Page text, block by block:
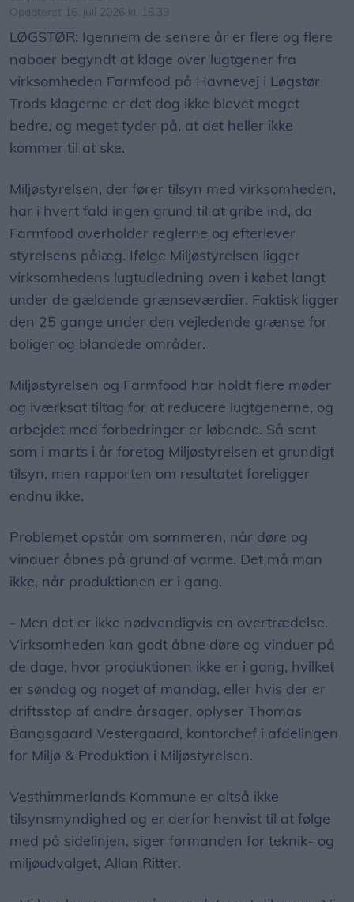
Opdateret 16. juli 2026 kl. 16.39
LØGSTØR: Igennem de senere år er flere og flere
naboer begyndt at klage over lugtgener fra
virksomheden Farmfood på Havnevej i Løgstør.
Trods klagerne er det dog ikke blevet meget
bedre, og meget tyder på, at det heller ikke
kommer til at ske.
Miljøstyrelsen, der fører tilsyn med virksomheden,
har i hvert fald ingen grund til at gribe ind, da
Farmfood overholder reglerne og efterlever
styrelsens pålæg. Ifølge Miljøstyrelsen ligger
virksomhedens lugtudledning oven i købet langt
under de gældende grænseværdier. Faktisk ligger
den 25 gange under den vejledende grænse for
boliger og blandede områder.
Miljøstyrelsen og Farmfood har holdt flere møder
og iværksat tiltag for at reducere lugtgenerne, og
arbejdet med forbedringer er løbende. Så sent
som i marts i år foretog Miljøstyrelsen et grundigt
tilsyn, men rapporten om resultatet foreligger
endnu ikke.
Problemet opstår om sommeren, når døre og
vinduer åbnes på grund af varme. Det må man
ikke, når produktionen er i gang.
- Men det er ikke nødvendigvis en overtrædelse.
Virksomheden kan godt åbne døre og vinduer på
de dage, hvor produktionen ikke er i gang, hvilket
er søndag og noget af mandag, eller hvis der er
driftsstop af andre årsager, oplyser Thomas
Bangsgaard Vestergaard, kontorchef i afdelingen
for Miljø & Produktion i Miljøstyrelsen.
Vesthimmerlands Kommune er altså ikke
tilsynsmyndighed og er derfor henvist til at følge
med på sidelinjen, siger formanden for teknik- og
miljøudvalget, Allan Ritter.